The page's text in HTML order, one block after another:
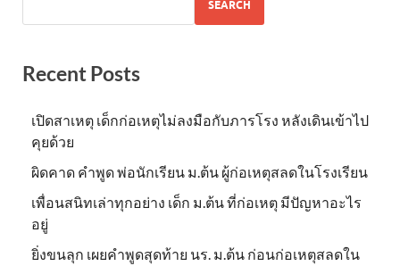
SEARCH
Recent Posts
เปิดสาเหตุ เด็กก่อเหตุไม่ลงมือกับภารโรง หลังเดินเข้าไป
คุยด้วย
ผิดคาด คำพูด พ่อนักเรียน ม.ต้น ผู้ก่อเหตุสลดในโรงเรียน
เพื่อนสนิทเล่าทุกอย่าง เด็ก ม.ต้น ที่ก่อเหตุ มีปัญหาอะไร
อยู่
ยิ่งขนลุก เผยคำพูดสุดท้าย นร. ม.ต้น ก่อนก่อเหตุสลดใน